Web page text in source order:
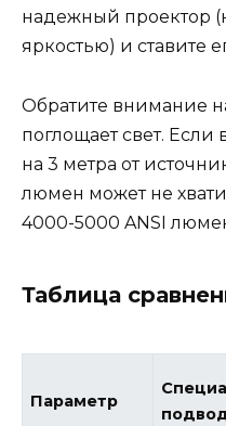
надежный проектор
яркостью) и ставите
Обратите внимание
поглощает свет.
на 3 метра от
люмен может не
4000-5000 ANSI
Таблица
Параметр